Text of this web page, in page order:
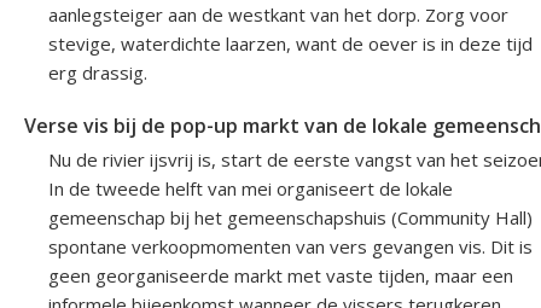
aanlegsteiger aan de westkant van het dorp. Zorg voor
stevige, waterdichte laarzen, want de oever is in deze tijd
erg drassig.
Verse vis bij de pop-up markt van de lokale
Nu de rivier ijsvrij is, start de eerste vangst van het
In de tweede helft van mei organiseert de lokale
gemeenschap bij het gemeenschapshuis (Community Hall)
spontane verkoopmomenten van vers gevangen vis. Dit is
geen georganiseerde markt met vaste tijden, maar een